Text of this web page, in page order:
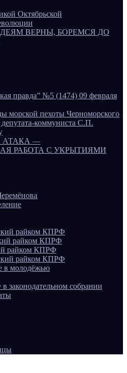
Октябрьской
ВЕРНЫ, БОРЕМСЯ ДО
правда” №5 (1474) 09 февраля
морской пехоты Черноморского
коммуниста С.П.
АТАКА —
РАБОТА С УКРЫТИЯМИ
райком КПРФ
райком КПРФ
райком КПРФ
райком КПРФ
в молодёжью
собрании